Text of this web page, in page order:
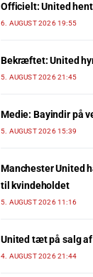
Officielt: United
6. AUGUST 2026 19:55
Bekræftet: United
5. AUGUST 2026 21:45
Medie: Bayindir på
5. AUGUST 2026 15:39
Manchester United
til kvindeholdet
5. AUGUST 2026 11:16
United tæt på salg
4. AUGUST 2026 21:44